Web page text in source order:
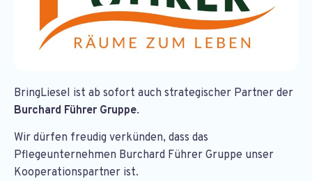
BringLiesel ist ab sofort auch strategischer Partner der
Burchard Führer Gruppe.
Wir dürfen freudig verkünden, dass das
Pflegeunternehmen Burchard Führer Gruppe unser
Kooperationspartner ist.